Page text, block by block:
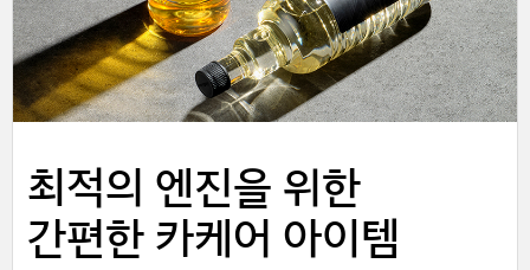
최적의 엔진을 위한
간편한 카케어 아이템